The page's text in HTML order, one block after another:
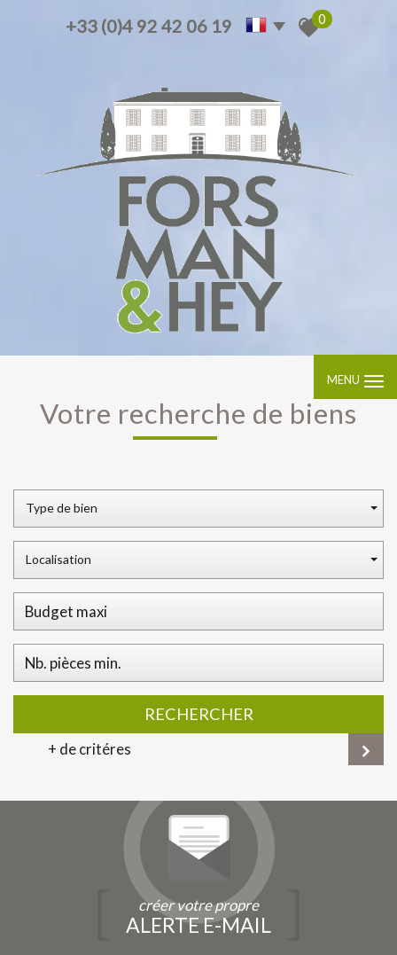
+33 (0)4 92 42 06 19 0
MENU
Votre recherche de biens
Type de bien
Localisation
RECHERCHER
+ de critéres
créer votre propre
ALERTE E-MAIL